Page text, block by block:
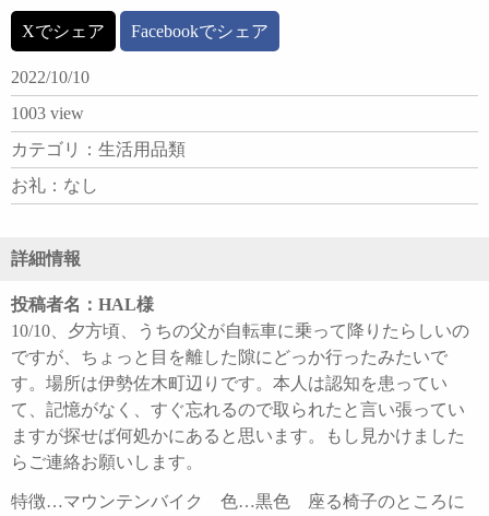
Xでシェア Facebookでシェア
2022/10/10
1003 view
カテゴリ：生活用品類
お礼：なし
詳細情報
投稿者名：HAL様
10/10、夕方頃、うちの父が自転車に乗って降りたらしいの
ですが、ちょっと目を離した隙にどっか行ったみたいで
す。場所は伊勢佐木町辺りです。本人は認知を患ってい
て、記憶がなく、すぐ忘れるので取られたと言い張ってい
ますが探せば何処かにあると思います。もし見かけました
らご連絡お願いします。
特徴…マウンテンバイク 色…黒色 座る椅子のところに